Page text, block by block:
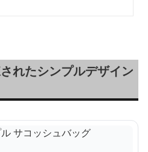
れたシンプルデザイン